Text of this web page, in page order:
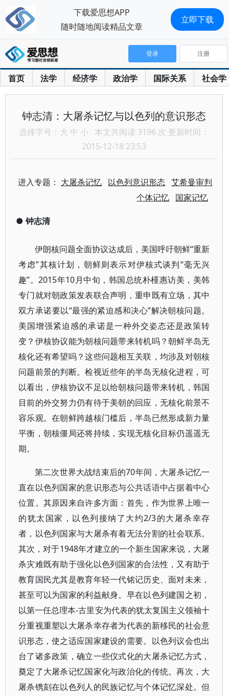
首页 法学 经济学 政治学 国际关系 社会学
登录 注册
钟志清：大屠杀记忆与以色列的意识形态
选择字号： 大 中 小 本文共阅读 3196 次 更新时间：
2015-12-18 23:53
进入专题： 大屠杀记忆 以色列意识形态 艾希曼审判
个体记忆 国家记忆
● 钟志清
伊朗核问题全面协议达成后，美国呼吁朝鲜“重新
考虑”其核计划，朝鲜则表示对伊核式谈判“毫无兴
趣”。2015年10月中旬，韩国总统朴槿惠访美，美韩
专门就对朝政策发表联合声明，重申既有立场，其中
双方承诺要以“最强的紧迫感和决心”解决朝核问题。
美国增强紧迫感的承诺是一种外交姿态还是政策转
变？伊核协议能为朝核问题带来转机吗？朝鲜半岛无
核化还有希望吗？这些问题相互关联，均涉及对朝核
问题前景的判断。检视近些年的半岛无核化进程，可
以看出，伊核协议不足以给朝核问题带来转机，韩国
目前的外交努力仍有待于美朝的回应，无核化前景不
容乐观。在朝鲜跨越核门槛后，半岛已然形成新力量
平衡，朝核僵局还将持续，实现无核化目标仍遥遥无
期。
第二次世界大战结束后的70年间，大屠杀记忆一
直在以色列国家的意识形态与公共话语中占据着中心
位置。其原因来自许多方面：首先，作为世界上唯一
的犹太国家，以色列接纳了大约2/3的大屠杀幸存
者，以色列国家与大屠杀有着无法分割的社会联系。
其次，对于1948年才建立的一个新生国家来说，大屠
杀灾难既有助于强化以色列国家的合法性，又有助于
教育国民尤其是教育年轻一代铭记历史、面对未来，
甚至可以为国家的利益献身。早在以色列建国之初，
以第一任总理本-古里安为代表的犹太复国主义领袖十
分重视重塑以大屠杀幸存者为代表的新移民的社会意
识形态，使之适应国家建设的需要。以色列议会也出
台了诸多政策，确立一些仪式化的大屠杀记忆方式，
奠定了大屠杀记忆国家化与政治化的传统。再次，大
屠杀镌刻在以色列人的民族记忆与个体记忆深处。但
下载爱思想APP
随时随地阅读精品文章
立即下载